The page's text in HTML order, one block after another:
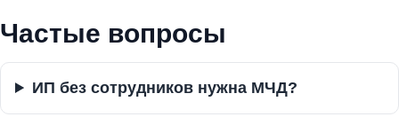
Частые вопросы
ИП без сотрудников нужна МЧД?